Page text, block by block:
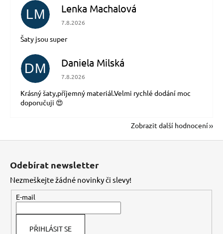
LM Lenka Machalová
Hodnocení obchodu je 5 z 5 hvězdiček.
7.8.2026
Šaty jsou super
DM Daniela Milská
Hodnocení obchodu je 5 z 5 hvězdiček.
7.8.2026
Krásný šaty,příjemný materiál.Velmi rychlé dodání moc
doporučuji 😍
Zobrazit další hodnocení
Odebírat newsletter
Nezmeškejte žádné novinky či slevy!
E-mail
PŘIHLÁSIT SE